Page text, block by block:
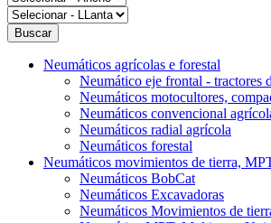
Neumáticos agrícolas e forestal
Neumático eje frontal - tractores
Neumáticos motocultores,
Neumáticos convencional
Neumáticos radial agrícola
Neumáticos forestal
Neumáticos movimientos de tierra,
Neumáticos BobCat
Neumáticos Excavadoras
Neumáticos Movimientos de